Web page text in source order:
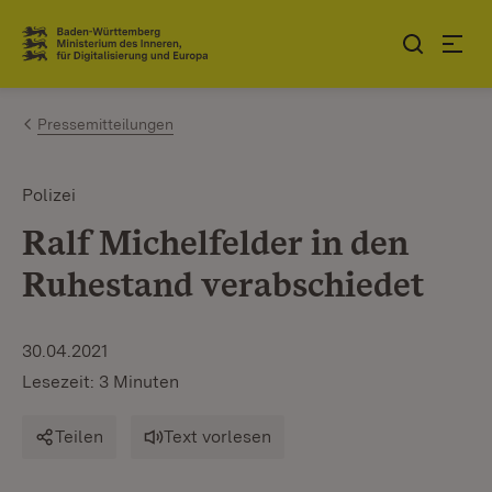
Zum Inhalt springen
Link zur Startseite
Pressemitteilungen
Polizei
Ralf Michelfelder in den
Ruhestand verabschiedet
30.04.2021
Lesezeit: 3 Minuten
Teilen Text vorlesen